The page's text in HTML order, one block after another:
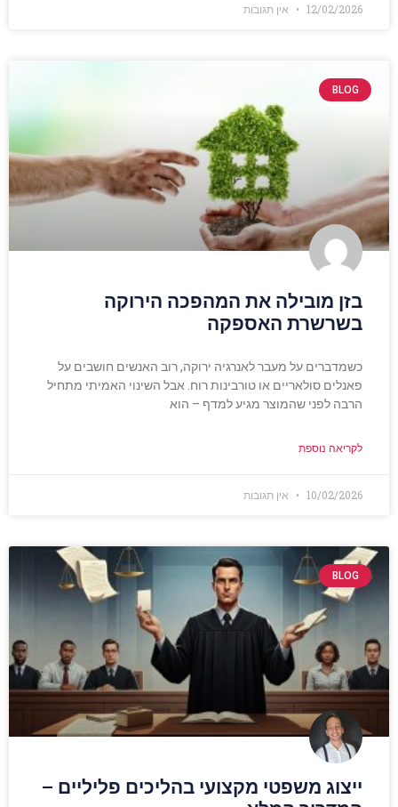
12/02/2026 אין תגובות
BLOG
בזן מובילה את המהפכה הירוקה
בשרשרת האספקה
כשמדברים על מעבר לאנרגיה ירוקה, רוב האנשים חושבים על
פאנלים סולאריים או טורבינות רוח. אבל השינוי האמיתי מתחיל
הרבה לפני שהמוצר מגיע למדף – הוא
לקריאה נוספת
10/02/2026 אין תגובות
BLOG
ייצוג משפטי מקצועי בהליכים פליליים –